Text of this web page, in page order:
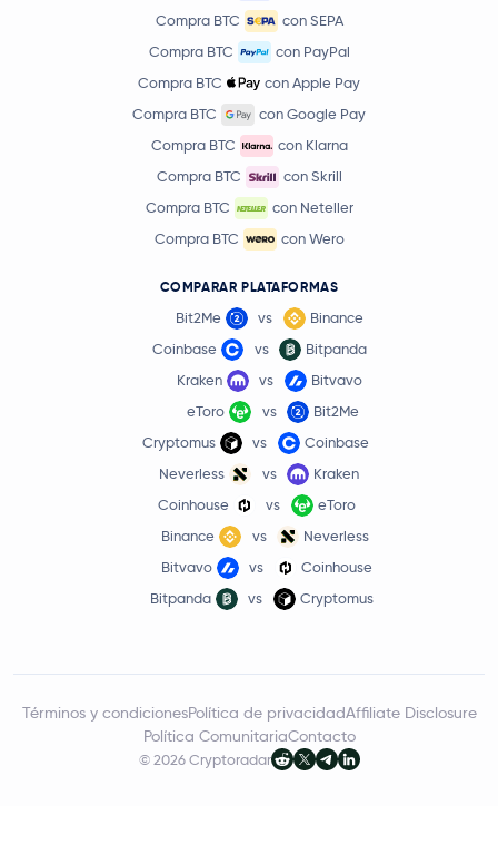
Compra BTC
con SEPA
Compra BTC
con PayPal
Compra BTC
con Apple Pay
Compra BTC
con Google Pay
Compra BTC
con Klarna
Compra BTC
con Skrill
Compra BTC
con Neteller
Compra BTC
con Wero
COMPARAR PLATAFORMAS
Bit2Me vs
Binance
Coinbase
vs
Bitpanda
Kraken
vs
Bitvavo
eToro
vs
Bit2Me
Cryptomus
vs
Coinbase
Neverless
vs
Kraken
Coinhouse
vs
eToro
Binance
vs
Neverless
Bitvavo
vs
Coinhouse
Bitpanda
vs Cryptomus
© 2026 Cryptoradar
Términos y condicionesPolítica de privacidadAffiliate Disclosure
Política ComunitariaContacto